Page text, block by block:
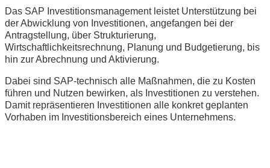
Das SAP Investitionsmanagement leistet Unterstützung bei
der Abwicklung von Investitionen, angefangen bei der
Antragstellung, über Strukturierung,
Wirtschaftlichkeitsrechnung, Planung und Budgetierung, bis
hin zur Abrechnung und Aktivierung.
Dabei sind SAP-technisch alle Maßnahmen, die zu Kosten
führen und Nutzen bewirken, als Investitionen zu verstehen.
Damit repräsentieren Investitionen alle konkret geplanten
Vorhaben im Investitionsbereich eines Unternehmens.